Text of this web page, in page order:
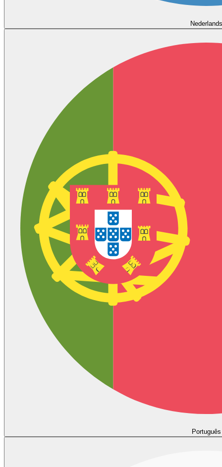
Nederlands
Português